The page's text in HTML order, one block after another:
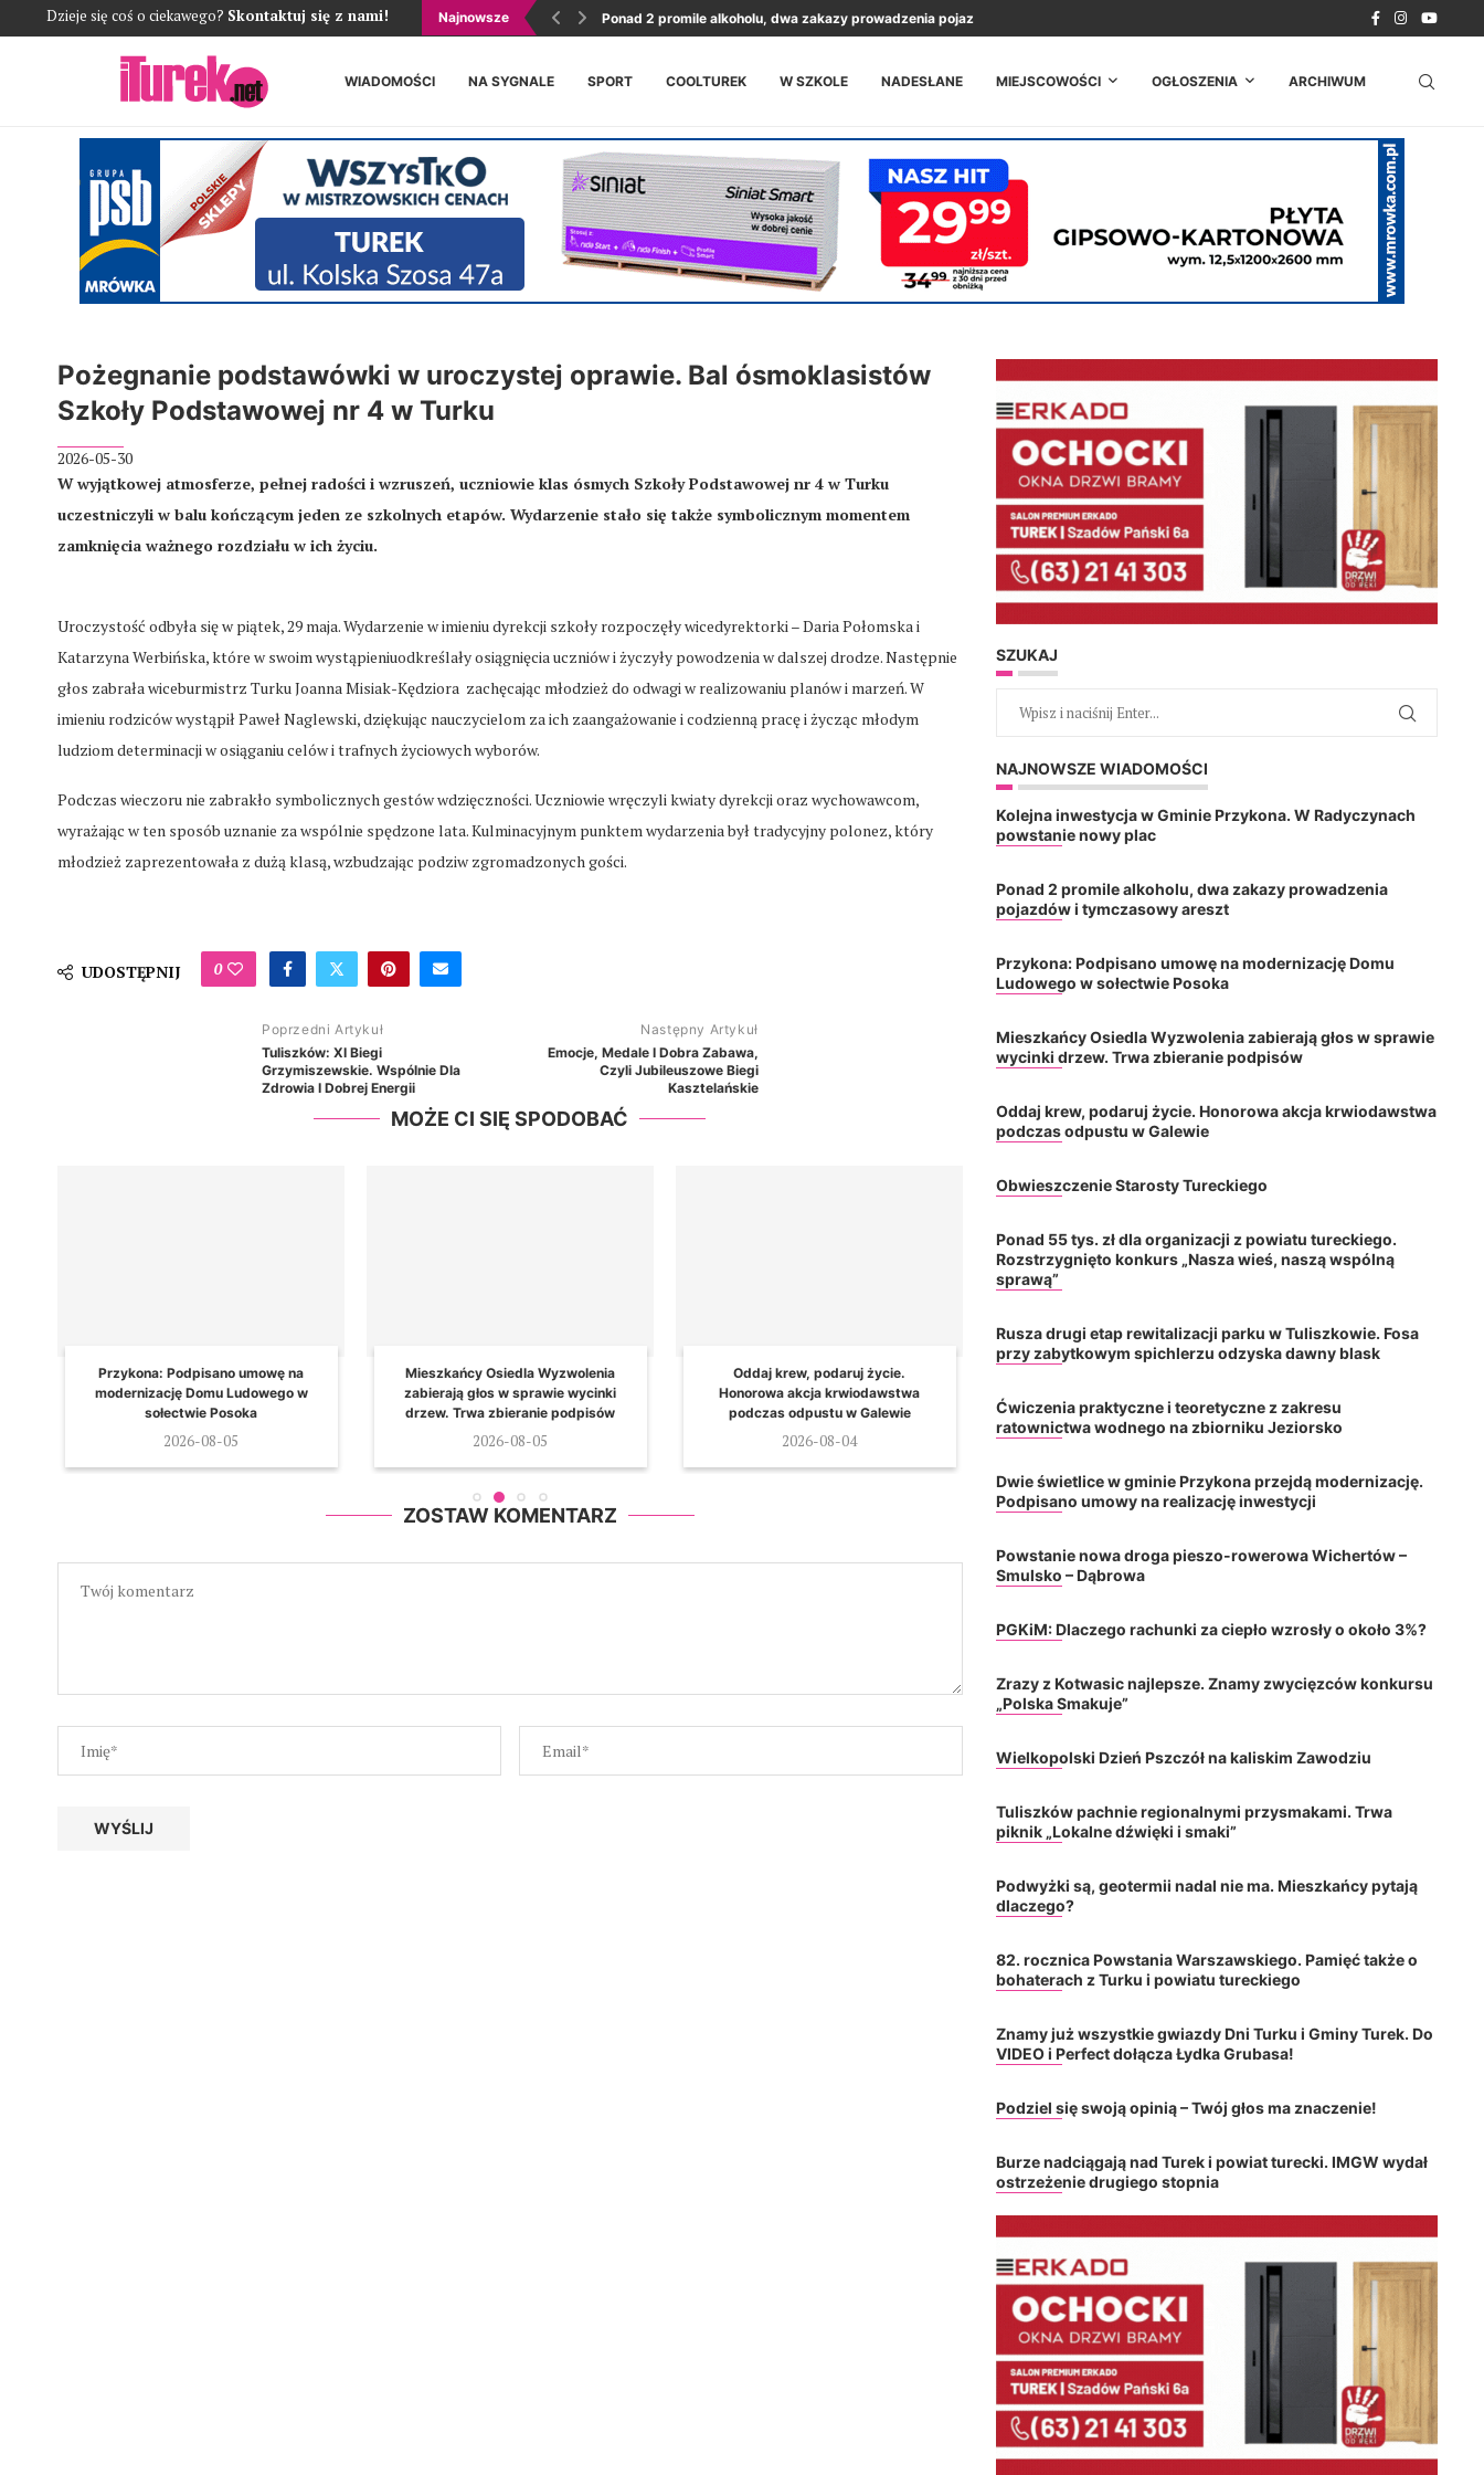
Dzieje się coś o ciekawego? Skontaktuj się z nami! Najnowsze Ponad 2 promile alkoholu, dwa zakazy prowadzenia pojazdów...
Przykona: Podpisano umowę na modernizację Domu Ludowego w...
WIADOMOŚCI NA SYGNALE SPORT COOLTUREK W SZKOLE NADESŁANE MIEJSCOWOŚCI OGŁOSZENIA ARCHIWUM
Pożegnanie podstawówki w uroczystej oprawie. Bal ósmoklasistów
Szkoły Podstawowej nr 4 w Turku
2026-05-30
W wyjątkowej atmosferze, pełnej radości i wzruszeń, uczniowie klas ósmych Szkoły Podstawowej nr 4 w Turku
uczestniczyli w balu kończącym jeden ze szkolnych etapów. Wydarzenie stało się także symbolicznym momentem
zamknięcia ważnego rozdziału w ich życiu.
Uroczystość odbyła się w piątek, 29 maja. Wydarzenie w imieniu dyrekcji szkoły rozpoczęły wicedyrektorki – Daria Połomska i
Katarzyna Werbińska, które w swoim wystąpieniuodkreślały osiągnięcia uczniów i życzyły powodzenia w dalszej drodze. Następnie
głos zabrała wiceburmistrz Turku Joanna Misiak-Kędziora zachęcając młodzież do odwagi w realizowaniu planów i marzeń. W
imieniu rodziców wystąpił Paweł Naglewski, dziękując nauczycielom za ich zaangażowanie i codzienną pracę i życząc młodym
ludziom determinacji w osiąganiu celów i trafnych życiowych wyborów.
Podczas wieczoru nie zabrakło symbolicznych gestów wdzięczności. Uczniowie wręczyli kwiaty dyrekcji oraz wychowawcom,
wyrażając w ten sposób uznanie za wspólnie spędzone lata. Kulminacyjnym punktem wydarzenia był tradycyjny polonez, który
młodzież zaprezentowała z dużą klasą, wzbudzając podziw zgromadzonych gości.
UDOSTĘPNIJ 0
Poprzedni Artykuł
Tuliszków: XI Biegi
Grzymiszewskie. Wspólnie Dla
Zdrowia I Dobrej Energii
Następny Artykuł
Emocje, Medale I Dobra Zabawa,
Czyli Jubileuszowe Biegi
Kasztelańskie
MOŻE CI SIĘ SPODOBAĆ
Przykona: Podpisano umowę na
modernizację Domu Ludowego w
sołectwie Posoka
2026-08-05
Mieszkańcy Osiedla Wyzwolenia
zabierają głos w sprawie wycinki
drzew. Trwa zbieranie podpisów
2026-08-05
Oddaj krew, podaruj życie.
Honorowa akcja krwiodawstwa
podczas odpustu w Galewie
2026-08-04
konkurs „Nasza...
2026-08-04
zabytkowym spichlerzu
ZOSTAW KOMENTARZ
SZUKAJ
NAJNOWSZE WIADOMOŚCI
Kolejna inwestycja w Gminie Przykona. W Radyczynach
powstanie nowy plac
Ponad 2 promile alkoholu, dwa zakazy prowadzenia
pojazdów i tymczasowy areszt
Przykona: Podpisano umowę na modernizację Domu
Ludowego w sołectwie Posoka
Mieszkańcy Osiedla Wyzwolenia zabierają głos w sprawie
wycinki drzew. Trwa zbieranie podpisów
Oddaj krew, podaruj życie. Honorowa akcja krwiodawstwa
podczas odpustu w Galewie
Obwieszczenie Starosty Tureckiego
Ponad 55 tys. zł dla organizacji z powiatu tureckiego.
Rozstrzygnięto konkurs „Nasza wieś, naszą wspólną
sprawą”
Rusza drugi etap rewitalizacji parku w Tuliszkowie. Fosa
przy zabytkowym spichlerzu odzyska dawny blask
Ćwiczenia praktyczne i teoretyczne z zakresu
ratownictwa wodnego na zbiorniku Jeziorsko
Dwie świetlice w gminie Przykona przejdą modernizację.
Podpisano umowy na realizację inwestycji
Powstanie nowa droga pieszo-rowerowa Wichertów –
Smulsko – Dąbrowa
PGKiM: Dlaczego rachunki za ciepło wzrosły o około 3%?
Zrazy z Kotwasic najlepsze. Znamy zwycięzców konkursu
„Polska Smakuje”
Wielkopolski Dzień Pszczół na kaliskim Zawodziu
Tuliszków pachnie regionalnymi przysmakami. Trwa
piknik „Lokalne dźwięki i smaki”
Podwyżki są, geotermii nadal nie ma. Mieszkańcy pytają
dlaczego?
82. rocznica Powstania Warszawskiego. Pamięć także o
bohaterach z Turku i powiatu tureckiego
Znamy już wszystkie gwiazdy Dni Turku i Gminy Turek. Do
VIDEO i Perfect dołącza Łydka Grubasa!
Podziel się swoją opinią – Twój głos ma znaczenie!
Burze nadciągają nad Turek i powiat turecki. IMGW wydał
ostrzeżenie drugiego stopnia